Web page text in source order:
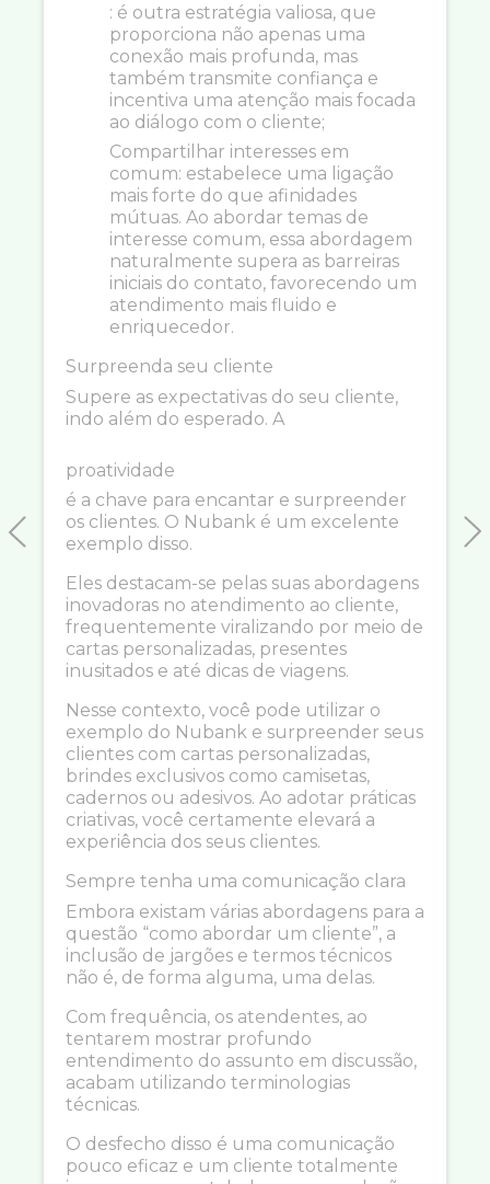
Previous
: é outra estratégia valiosa, que
proporciona não apenas uma
conexão mais profunda, mas
também transmite confiança e
incentiva uma atenção mais focada
ao diálogo com o cliente;
Compartilhar interesses em
comum: estabelece uma ligação
mais forte do que afinidades
mútuas. Ao abordar temas de
interesse comum, essa abordagem
naturalmente supera as barreiras
iniciais do contato, favorecendo um
atendimento mais fluido e
enriquecedor.
Surpreenda seu cliente
Supere as expectativas do seu cliente,
indo além do esperado. A
proatividade
é a chave para encantar e surpreender
os clientes. O Nubank é um excelente
exemplo disso.
Eles destacam-se pelas suas abordagens
inovadoras no atendimento ao cliente,
frequentemente viralizando por meio de
cartas personalizadas, presentes
inusitados e até dicas de viagens.
Nesse contexto, você pode utilizar o
exemplo do Nubank e surpreender seus
clientes com cartas personalizadas,
brindes exclusivos como camisetas,
cadernos ou adesivos. Ao adotar práticas
criativas, você certamente elevará a
experiência dos seus clientes.
Sempre tenha uma comunicação clara
Embora existam várias abordagens para a
questão “como abordar um cliente”, a
inclusão de jargões e termos técnicos
não é, de forma alguma, uma delas.
Com frequência, os atendentes, ao
tentarem mostrar profundo
entendimento do assunto em discussão,
acabam utilizando terminologias
técnicas.
O desfecho disso é uma comunicação
pouco eficaz e um cliente totalmente